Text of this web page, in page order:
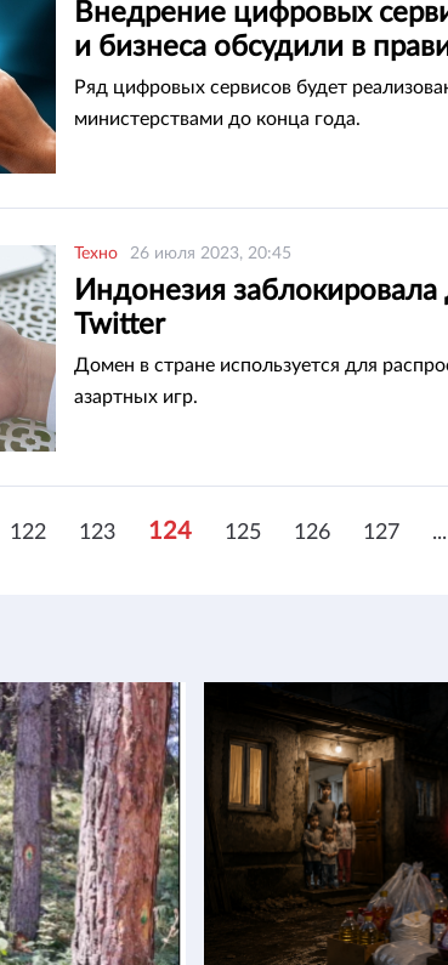
Внедрение цифровых
и бизнеса обсудили в
Ряд цифровых сервисов будет
министерствами до конца года.
Техно 26 июля 2023, 20:45
Индонезия
Twitter
Домен в стране используется для
азартных игр.
122 123 124 125 126 127 ...